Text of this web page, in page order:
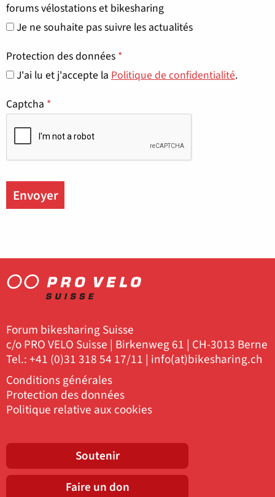
forums vélostations et bikesharing
Je ne souhaite pas suivre les actualités
Protection des données *
J'ai lu et j'accepte la Politique de confidentialité.
Captcha *
Forum bikesharing Suisse
c/o PRO VELO Suisse | Birkenweg 61 | CH-3013 Berne
Tel.: +41 (0)31 318 54 17/11 | info(at)bikesharing.ch
Conditions générales
Protection des données
Politique relative aux cookies
Soutenir
Faire un don